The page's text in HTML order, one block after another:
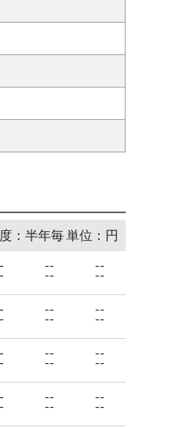
：半年毎 単位：円
--
--
--
--
--
--
--
--
--
--
--
--
--
--
--
--